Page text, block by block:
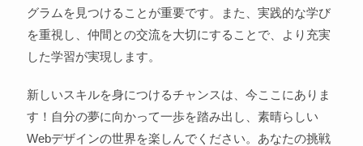
グラムを見つけることが重要です。また、実践的な学び
を重視し、仲間との交流を大切にすることで、より充実
した学習が実現します。
新しいスキルを身につけるチャンスは、今ここにありま
す！自分の夢に向かって一歩を踏み出し、素晴らしい
Webデザインの世界を楽しんでください。あなたの挑戦